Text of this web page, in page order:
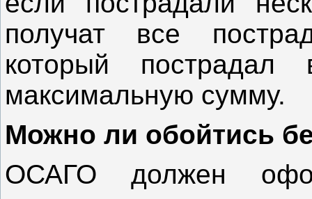
получат все
который
максимальную сумму.
Можно ли обойтись
ОСАГО должен